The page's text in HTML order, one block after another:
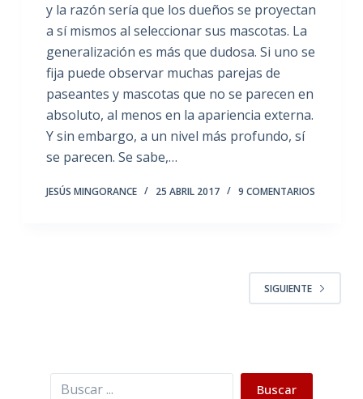
y la razón sería que los dueños se proyectan
a sí mismos al seleccionar sus mascotas. La
generalización es más que dudosa. Si uno se
fija puede observar muchas parejas de
paseantes y mascotas que no se parecen en
absoluto, al menos en la apariencia externa.
Y sin embargo, a un nivel más profundo, sí
se parecen. Se sabe,…
JESÚS MINGORANCE 25 ABRIL 2017 9 COMENTARIOS
SIGUIENTE
Buscar Buscar